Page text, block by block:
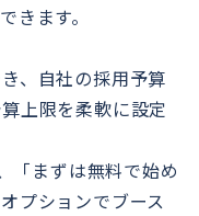
きます。
、自社の採用予算
上限を柔軟に設定
「まずは無料で始め
プションでブース